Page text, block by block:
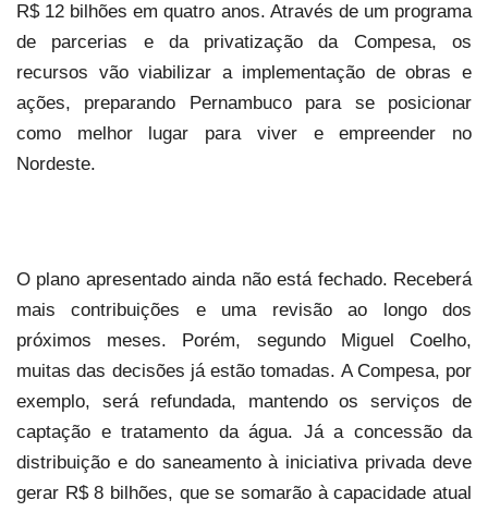
R$ 12 bilhões em quatro anos. Através de um programa
de parcerias e da privatização da Compesa, os
recursos vão viabilizar a implementação de obras e
ações, preparando Pernambuco para se posicionar
como melhor lugar para viver e empreender no
Nordeste.
O plano apresentado ainda não está fechado. Receberá
mais contribuições e uma revisão ao longo dos
próximos meses. Porém, segundo Miguel Coelho,
muitas das decisões já estão tomadas. A Compesa, por
exemplo, será refundada, mantendo os serviços de
captação e tratamento da água. Já a concessão da
distribuição e do saneamento à iniciativa privada deve
gerar R$ 8 bilhões, que se somarão à capacidade atual